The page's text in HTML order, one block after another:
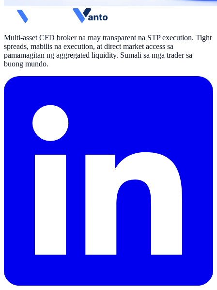
Multi-asset CFD broker na may transparent na STP execution. Tight
spreads, mabilis na execution, at direct market access sa
pamamagitan ng aggregated liquidity. Sumali sa mga trader sa
buong mundo.